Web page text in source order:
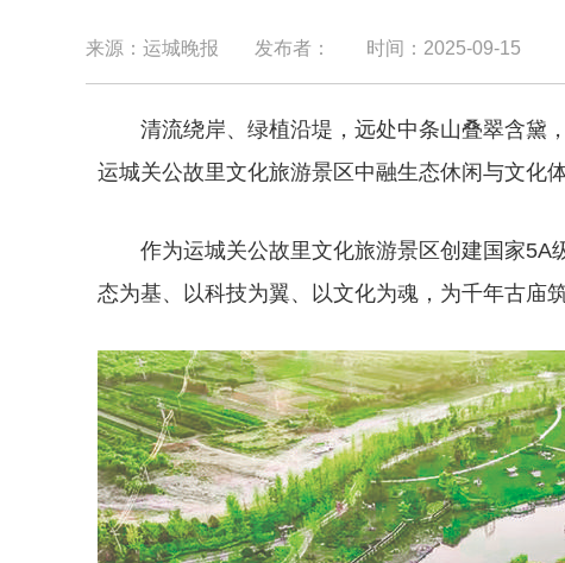
来源：运城晚报 发布者： 时间：2025-09-15
清流绕岸、绿植沿堤，远处中条山叠翠含黛
运城关公故里文化旅游景区中融生态休闲与文化
作为运城关公故里文化旅游景区创建国家5A
态为基、以科技为翼、以文化为魂，为千年古庙